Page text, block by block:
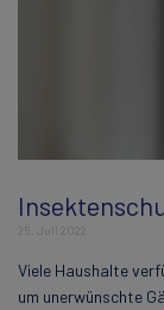
25. Juli 2022
Viele Haushalte
um unerwünschte